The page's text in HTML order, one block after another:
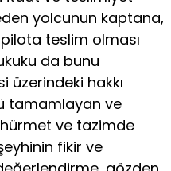
yolcunun kaptana,
teslim olması
da bunu
üzerindeki hakkı
tamamlayan ve
ve tazimde
fikir ve